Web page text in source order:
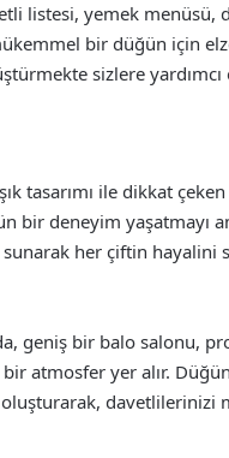
listesi, yemek menüsü,
bir düğün için
sizlere yardımcı
tasarımı ile dikkat
bir deneyim yaşatmayı
her çiftin hayalini
geniş bir balo salonu,
atmosfer yer alır.
davetlilerinizi